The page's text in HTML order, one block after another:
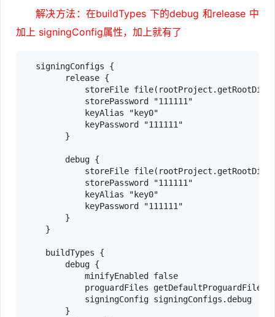
解决方法：在buildTypes 下的debug 和release 中
加上 signingConfig属性，加上就有了
  signingConfigs {
        release {
storeFile
            storePassword "111111"
            keyAlias "key0"
            keyPassword "111111"
        }
        debug {
storeFile
            storePassword "111111"
            keyAlias "key0"
            keyPassword "111111"
        }
    }
    buildTypes {
        debug {
            minifyEnabled false
proguardFiles
            signingConfig signingConfigs.debug
        }